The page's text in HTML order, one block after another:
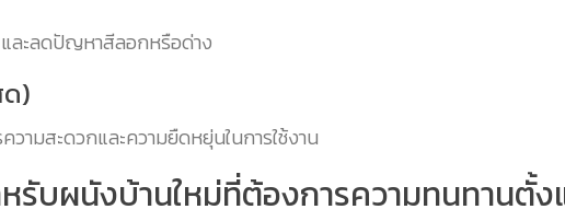
และลดปัญหาสีลอกหรือด่าง
)
วามสะดวกและความยืดหยุ่นในการใช้งาน
รับผนังบ้านใหม่ที่ต้องการความทนทานตั้